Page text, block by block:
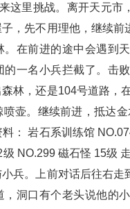
这里挑战。离开天元市
，先不用理他，继续前
。在前进的途中会遇到
的一名小兵拦截了。击
林，还是104号道路，
壶。继续前进，抵达
： 岩石系训练馆
级 NO.299 磁石怪 15级
兵。上前对话后往右走
，洞口有个老头说他的